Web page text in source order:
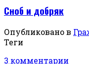
Сноб и добряк
Опубликовано в
Теги
3 комментарии